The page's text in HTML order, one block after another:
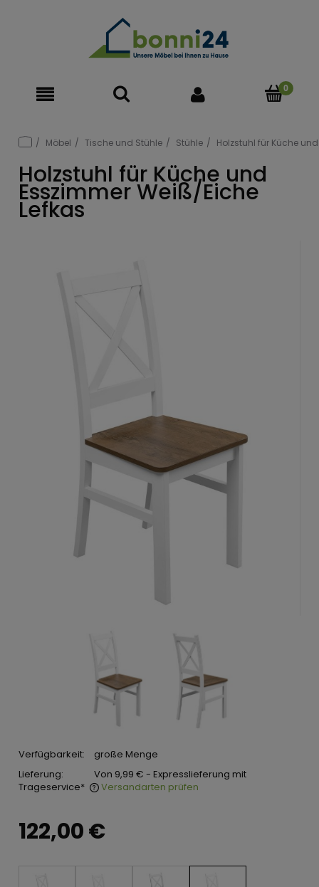
Möbel Tische und Stühle Stühle Holzstuhl für Küche
Holzstuhl für Küche und
Esszimmer Weiß/Eiche
Lefkas
Verfügbarkeit:
große Menge
Lieferung:
Von 9,99 € - Expresslieferung mit
Trageservice*
Versandarten prüfen
122,00 €